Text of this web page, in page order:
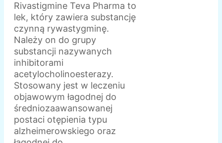
Rivastigmine Teva Pharma to
lek, który zawiera substancję
czynną rywastygminę.
Należy on do grupy
substancji nazywanych
inhibitorami
acetylocholinoesterazy.
Stosowany jest w leczeniu
objawowym łagodnej do
średniozaawansowanej
postaci otępienia typu
alzheimerowskiego oraz